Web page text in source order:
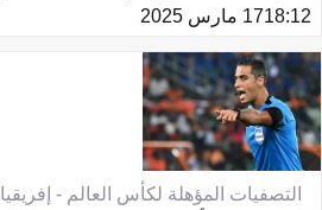
18:1217 مارس 2025
التصفيات المؤهلة لكأس العالم - إفريقيا